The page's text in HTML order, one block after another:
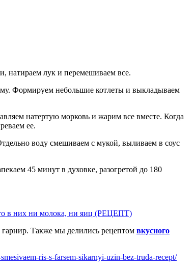
натираем лук и перемешиваем все.
ее.
в них ни молока, ни яиц (РЕЦЕПТ)
Также мы делились рецептом вкусного
ris-s-farsem-sikarnyi-uzin-bez-truda-recept/